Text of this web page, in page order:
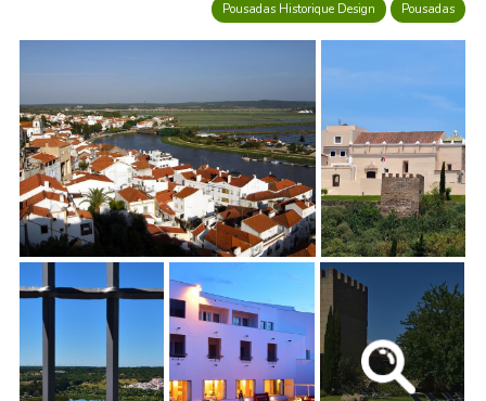
Pousadas Historique Design Pousadas